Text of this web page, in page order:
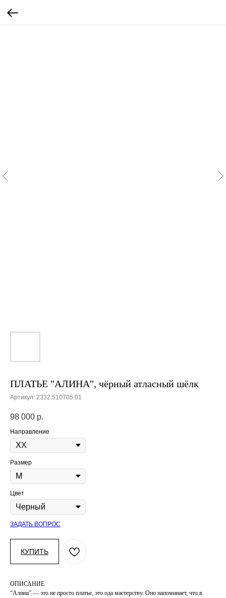
ПЛАТЬЕ "АЛИНА", чёрный атласный шёлк
Артикул: 2332.510705.01
98 000 р.
Направление
Размер
Цвет
ЗАДАТЬ ВОПРОС
КУПИТЬ
ОПИСАНИЕ
“Алина” — это не просто платье, это ода мастерству. Оно напоминает, что в